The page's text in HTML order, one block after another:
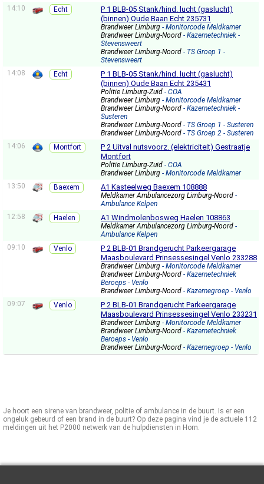
14:10
Echt
P 1 BLB-05 Stank/hind. lucht (gaslucht)
(binnen) Oude Baan Echt 235731
Brandweer Limburg - Monitorcode Meldkamer
Brandweer Limburg-Noord - Kazernetechniek -
Stevensweert
Brandweer Limburg-Noord - TS Groep 1 -
Stevensweert
14:08
Echt
P 1 BLB-05 Stank/hind. lucht (gaslucht)
(binnen) Oude Baan Echt 235431
Politie Limburg-Zuid - COA
Brandweer Limburg - Monitorcode Meldkamer
Brandweer Limburg-Noord - Kazernetechniek -
Susteren
Brandweer Limburg-Noord - TS Groep 1 - Susteren
Brandweer Limburg-Noord - TS Groep 2 - Susteren
14:06
Montfort
P 2 Uitval nutsvoorz. (elektriciteit) Gestraatje
Montfort
Politie Limburg-Zuid - COA
Brandweer Limburg - Monitorcode Meldkamer
13:50
Baexem A1 Kasteelweg Baexem 108888
Meldkamer Ambulancezorg Limburg-Noord -
Ambulance Kelpen
12:58
Haelen A1 Windmolenbosweg Haelen 108863
Meldkamer Ambulancezorg Limburg-Noord -
Ambulance Kelpen
09:10
Venlo
P 2 BLB-01 Brandgerucht Parkeergarage
Maasboulevard Prinsessesingel Venlo 233288
Brandweer Limburg - Monitorcode Meldkamer
Brandweer Limburg-Noord - Kazernetechniek
Beroeps - Venlo
Brandweer Limburg-Noord - Kazernegroep - Venlo
09:07
Venlo
P 2 BLB-01 Brandgerucht Parkeergarage
Maasboulevard Prinsessesingel Venlo 233231
Brandweer Limburg - Monitorcode Meldkamer
Brandweer Limburg-Noord - Kazernetechniek
Beroeps - Venlo
Brandweer Limburg-Noord - Kazernegroep - Venlo
Je hoort een sirene van brandweer, politie of ambulance in de buurt. Is er een
ongeluk gebeurd of een brand in de buurt? Op deze pagina vind je de actuele 112
meldingen uit het P2000 netwerk van de hulpdiensten in Horn.